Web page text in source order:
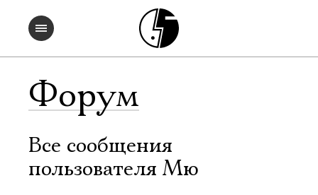
Форум
Все сообщения
пользователя Мю